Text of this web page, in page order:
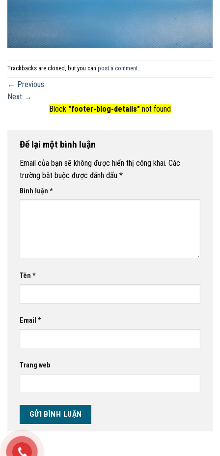
Trackbacks are closed, but you can post a comment.
← Previous
Next →
Block "footer-blog-details" not found
Để lại một bình luận
Email của bạn sẽ không được hiển thị công khai. Các
trường bắt buộc được đánh dấu *
Bình luận *
Tên *
Email *
Trang web